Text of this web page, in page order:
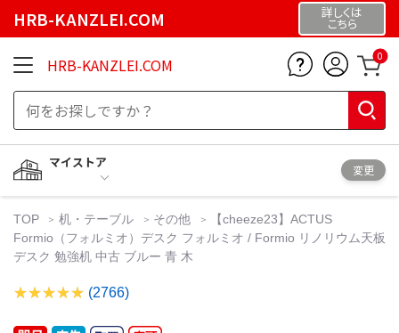
HRB-KANZLEI.COM 詳しくは
こちら
HRB-KANZLEI.COM 0
マイストア
変更
TOP 机・テーブル その他
【cheeze23】ACTUS
Formio（フォルミオ）デスク フォルミオ / Formio リノリウム天板
デスク 勉強机 中古 ブルー 青 木
(2766)